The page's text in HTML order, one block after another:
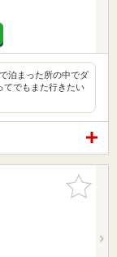
泊まった所の中でダ
てでもまた行きたい
お気に入
りに追加